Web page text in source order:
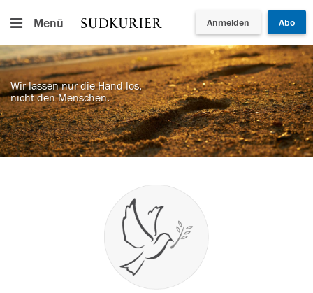
Menü Anmelden Abo
Wir lassen nur die Hand los,
nicht den Menschen.